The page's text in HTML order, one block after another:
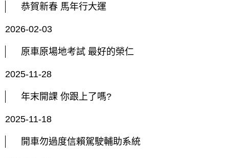
恭賀新春 馬年行大運
2026-02-03
原車原場地考試 最好的榮仁
2025-11-28
年末開課 你跟上了嗎?
2025-11-18
開車勿過度信賴駕駛輔助系統